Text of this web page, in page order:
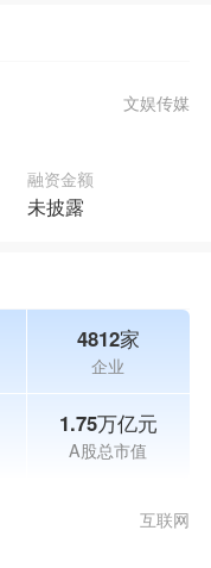
文娱传媒
融资金额
未披露
4812家
企业
1.75万亿元
A股总市值
互联网